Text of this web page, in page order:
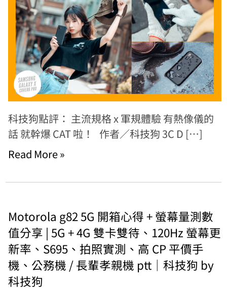
科技狗點評： 主流規格 x 軍規體驗 有熱像儀的
話 就幹爆 CAT 啦！ 作者／科技狗 3C D […]
Read More »
Motorola g82 5G 開箱心得 + 螢幕量測數
值分享 | 5G + 4G 雙卡雙待、120Hz 螢幕更
新率、S695、拍照實測、高 CP 平價手
機、公務機 / 長輩孝親機 ptt｜科技狗 by
科技狗